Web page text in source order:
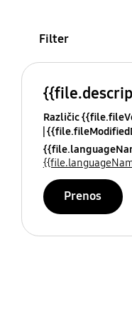
Filter
Različic
Prenos